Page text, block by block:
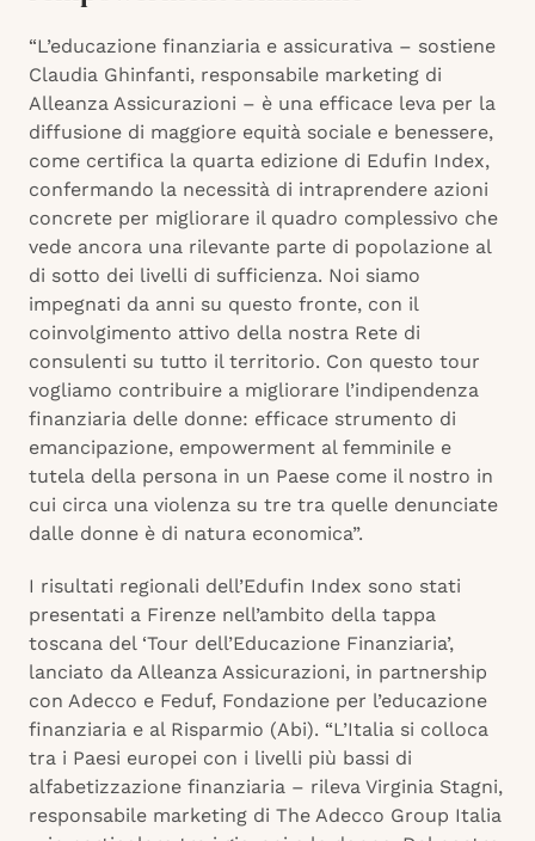
“L’educazione finanziaria e assicurativa – sostiene
Claudia Ghinfanti, responsabile marketing di
Alleanza Assicurazioni – è una efficace leva per la
diffusione di maggiore equità sociale e benessere,
come certifica la quarta edizione di Edufin Index,
confermando la necessità di intraprendere azioni
concrete per migliorare il quadro complessivo che
vede ancora una rilevante parte di popolazione al
di sotto dei livelli di sufficienza. Noi siamo
impegnati da anni su questo fronte, con il
coinvolgimento attivo della nostra Rete di
consulenti su tutto il territorio. Con questo tour
vogliamo contribuire a migliorare l’indipendenza
finanziaria delle donne: efficace strumento di
emancipazione, empowerment al femminile e
tutela della persona in un Paese come il nostro in
cui circa una violenza su tre tra quelle denunciate
dalle donne è di natura economica”.
I risultati regionali dell’Edufin Index sono stati
presentati a Firenze nell’ambito della tappa
toscana del ‘Tour dell’Educazione Finanziaria’,
lanciato da Alleanza Assicurazioni, in partnership
con Adecco e Feduf, Fondazione per l’educazione
finanziaria e al Risparmio (Abi). “L’Italia si colloca
tra i Paesi europei con i livelli più bassi di
alfabetizzazione finanziaria – rileva Virginia Stagni,
responsabile marketing di The Adecco Group Italia